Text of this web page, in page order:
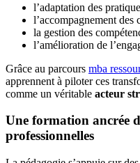
l’adaptation des
l’accompagnement des
la gestion des
l’amélioration de
Grâce au parcours mba
apprennent à piloter ces
comme un véritable acteur
Une formation ancrée
professionnelles